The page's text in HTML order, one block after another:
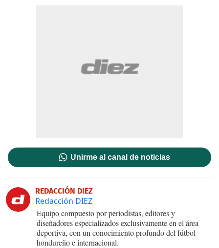
Unirme al canal de noticias
REDACCIÓN DIEZ
Redacción DIEZ
Equipo compuesto por periodistas, editores y
diseñadores especializados exclusivamente en el área
deportiva, con un conocimiento profundo del fútbol
hondureño e internacional.